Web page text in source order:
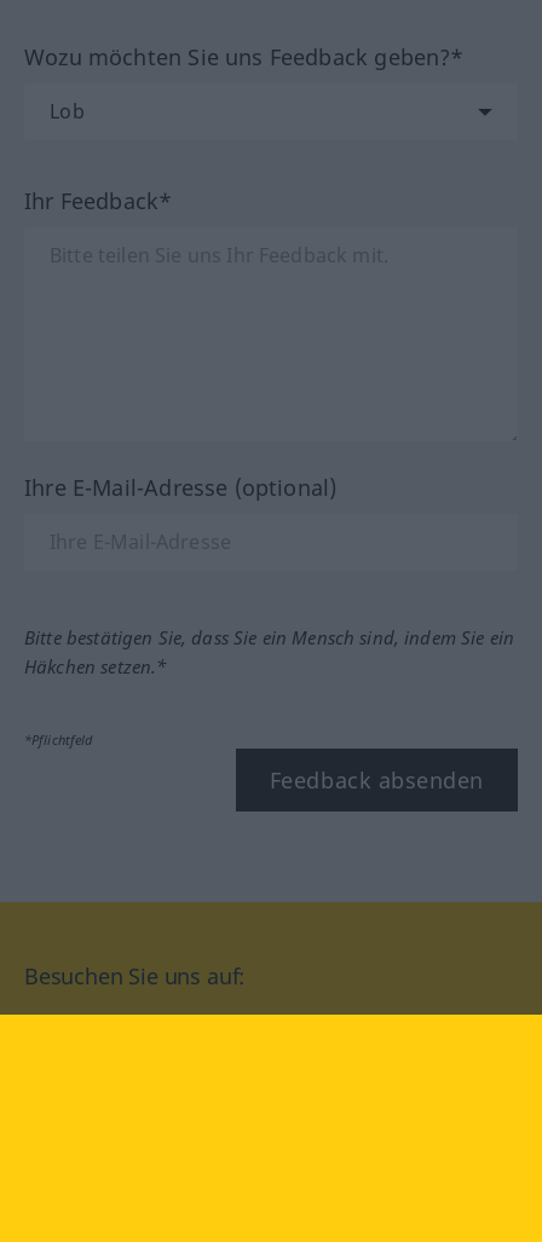
Wozu möchten Sie uns Feedback geben?*
Ihr Feedback*
Ihre E-Mail-Adresse (optional)
Bitte bestätigen Sie, dass Sie ein Mensch sind, indem Sie ein
Häkchen setzen.*
*Pflichtfeld
Feedback absenden
Besuchen Sie uns auf: